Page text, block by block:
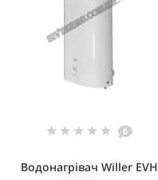
0
Водонагрівач Willer EVH